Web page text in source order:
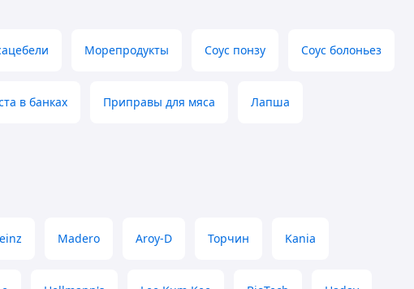
Морепродукты Соус понзу Соус болоньез
в банках Приправы для мяса Лапша
Madero Aroy-D Торчин Kania